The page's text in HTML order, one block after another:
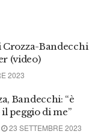
Crozza-Bandecchi
(video)
2023
Bandecchi: “è
peggio di me”
23 SETTEMBRE 2023